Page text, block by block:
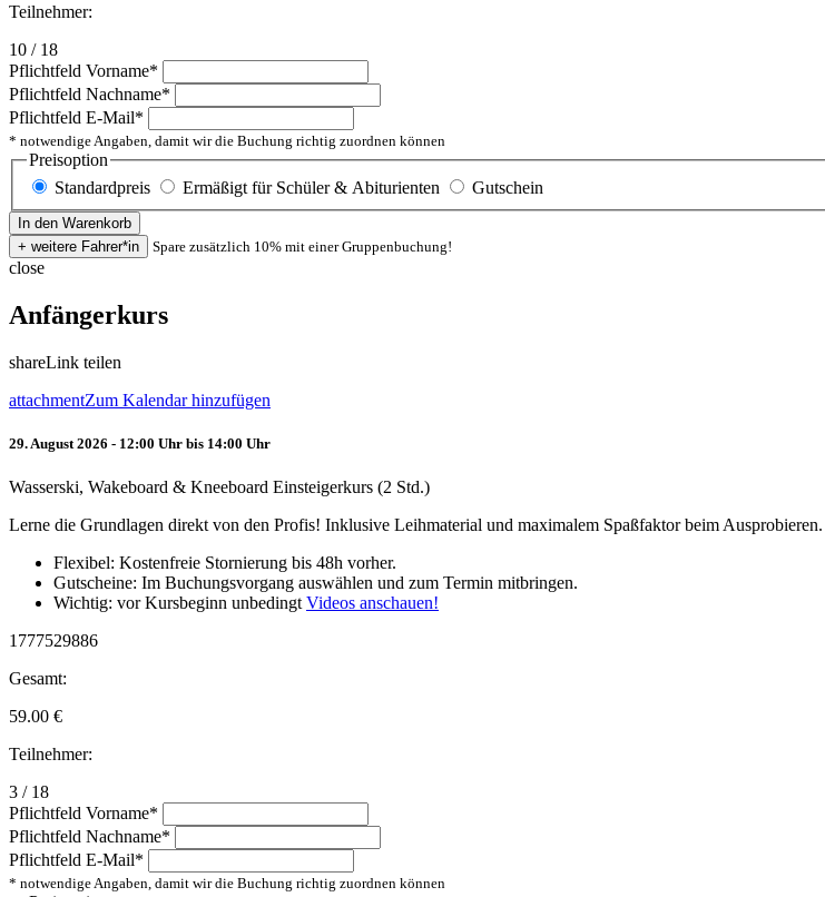
Teilnehmer:
10 / 18
Pflichtfeld Vorname*
Pflichtfeld Nachname*
Pflichtfeld E-Mail*
* notwendige Angaben, damit wir die Buchung richtig zuordnen können
Preisoption
Standardpreis
Ermäßigt für Schüler & Abiturienten Gutschein
Spare zusätzlich 10% mit einer Gruppenbuchung!
close
Anfängerkurs
shareLink teilen
attachmentZum Kalendar hinzufügen
29. August 2026 - 12:00 Uhr bis 14:00 Uhr
Wasserski, Wakeboard & Kneeboard Einsteigerkurs (2 Std.)
Lerne die Grundlagen direkt von den Profis! Inklusive Leihmaterial und maximalem Spaßfaktor beim
Flexibel: Kostenfreie Stornierung bis 48h vorher.
Gutscheine: Im Buchungsvorgang auswählen und zum Termin mitbringen.
Wichtig: vor Kursbeginn unbedingtVideos anschauen!
1777529886
Gesamt:
59.00 €
Teilnehmer:
3 / 18
Pflichtfeld Vorname*
Pflichtfeld Nachname*
Pflichtfeld E-Mail*
* notwendige Angaben, damit wir die Buchung richtig zuordnen können